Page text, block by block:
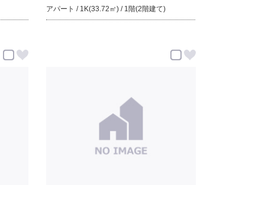
アパート / 1K(33.72㎡) / 1階(2階建て)